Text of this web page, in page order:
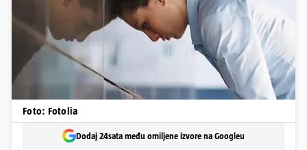
Foto: Fotolia
Dodaj 24sata među omiljene izvore na Googleu